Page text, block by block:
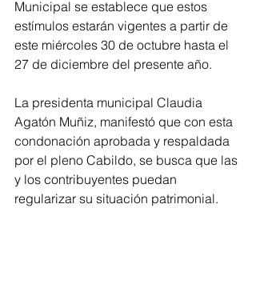
Municipal se establece que estos
estímulos estarán vigentes a partir de
este miércoles 30 de octubre hasta el
27 de diciembre del presente año.
La presidenta municipal Claudia
Agatón Muñiz, manifestó que con esta
condonación aprobada y respaldada
por el pleno Cabildo, se busca que las
y los contribuyentes puedan
regularizar su situación patrimonial.